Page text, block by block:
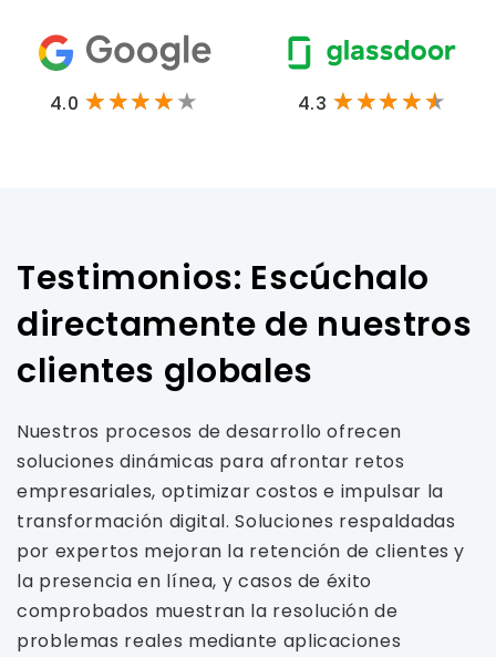
4.0 4.3
Testimonios: Escúchalo
directamente de nuestros
clientes globales
Nuestros procesos de desarrollo ofrecen
soluciones dinámicas para afrontar retos
empresariales, optimizar costos e impulsar la
transformación digital. Soluciones respaldadas
por expertos mejoran la retención de clientes y
la presencia en línea, y casos de éxito
comprobados muestran la resolución de
problemas reales mediante aplicaciones